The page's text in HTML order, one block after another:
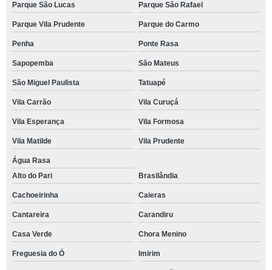
Parque São Lucas Parque São Rafael
Parque Vila Prudente Parque do Carmo
Penha Ponte Rasa
Sapopemba São Mateus
São Miguel Paulista Tatuapé
Vila Carrão Vila Curuçá
Vila Esperança Vila Formosa
Vila Matilde Vila Prudente
Água Rasa
Alto do Pari
Brasilândia
Cachoeirinha Caieras
Cantareira Carandiru
Casa Verde Chora Menino
Freguesia do Ó Imirim